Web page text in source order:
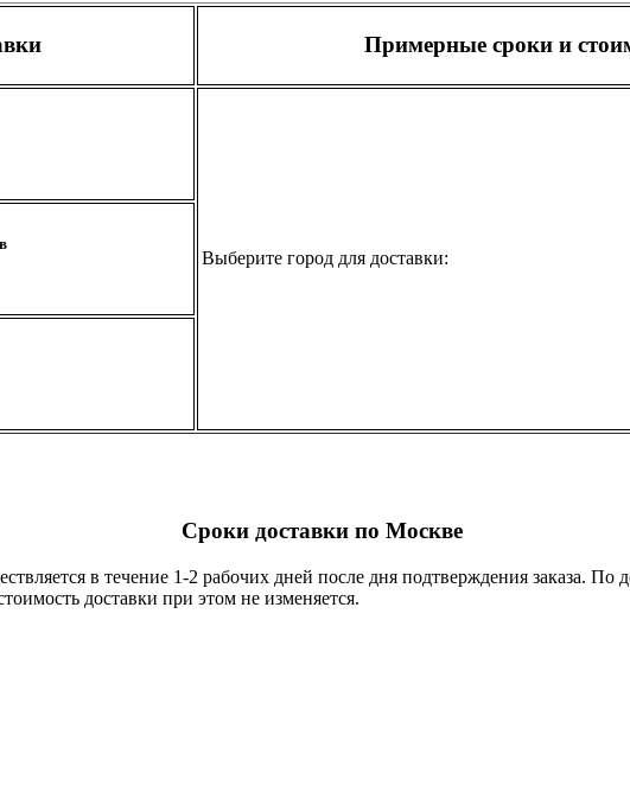
Примерные сроки и
Выберите город для доставки:
Сроки доставки по Москве
в течение 1-2 рабочих дней после дня подтверждения заказа. По
доставки при этом не изменяется.